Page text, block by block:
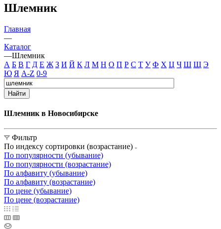
Шлемник
Главная
—
Каталог
—Шлемник
А Б В Г Д Е Ж З И Й К Л М Н О П Р С Т У Ф Х Ц Ч Ш Щ Э
Ю Я A-Z 0-9
Найти
Шлемник в Новосибирске
Фильтр
По индексу сортировки (возрастание)
По популярности (убывание)
По популярности (возрастание)
По алфавиту (убывание)
По алфавиту (возрастание)
По цене (убывание)
По цене (возрастание)